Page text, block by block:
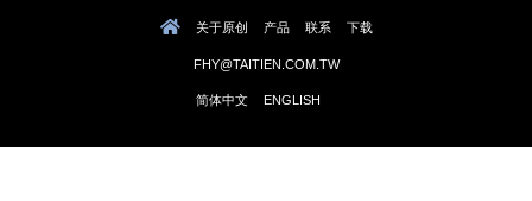
关于原创 产品 联系 下载
FHY@TAITIEN.COM.TW
简体中文 ENGLISH